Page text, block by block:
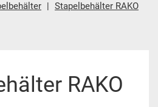
Stapelbehälter RAKO
RAKO